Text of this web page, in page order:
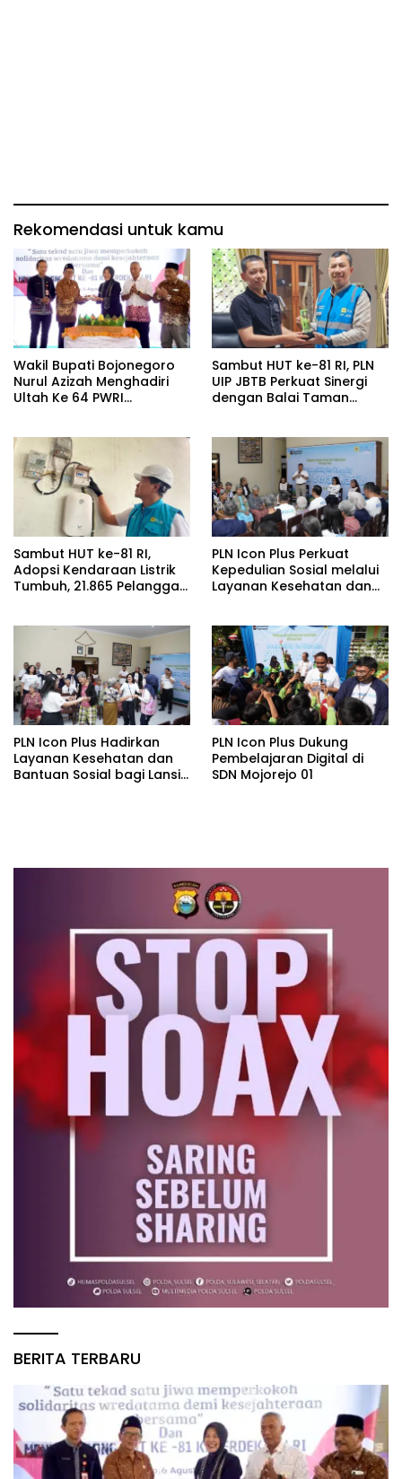
Rekomendasi untuk kamu
Wakil Bupati Bojonegoro
Nurul Azizah Menghadiri
Ultah Ke 64 PWRI
Sambut HUT ke-81 RI, PLN
UIP JBTB Perkuat Sinergi
dengan Balai Taman
SUTET 500 kV Paiton–
Watudodol/Kalipuro
Sambut HUT ke-81 RI,
Adopsi Kendaraan Listrik
Tumbuh, 21.865 Pelanggan
pada Semester I 2026
PLN Icon Plus Perkuat
Kepedulian Sosial melalui
Layanan Kesehatan dan
PLN Icon Plus Hadirkan
Layanan Kesehatan dan
Bantuan Sosial bagi Lansia
PLN Icon Plus Dukung
Pembelajaran Digital di
SDN Mojorejo 01
BERITA TERBARU